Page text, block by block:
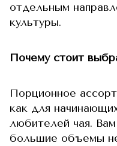
отдельным
культуры.
Почему стоит
Порционное
как для
любителей чая.
большие объемы